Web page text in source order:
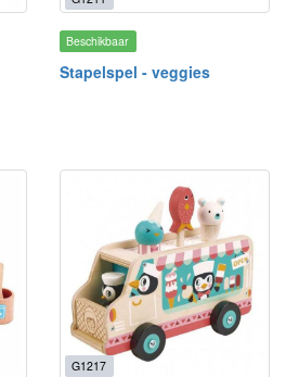
Beschikbaar
Stapelspel - veggies
G1217